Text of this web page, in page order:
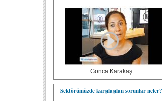
Gonca Karakaş
Sektörümüzde karşılaşılan sorunlar neler?